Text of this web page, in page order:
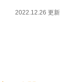
2022.12.26 更新